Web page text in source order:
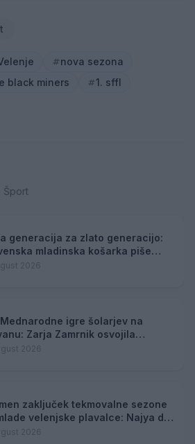
nova sezona
black miners
1. sffl
Šport
generacija za zlato generacijo:
mladinska košarka piše
2026
igre šolarjev na
Zarja Zamrnik osvojila
medaljo
2026
zaključek tekmovalne sezone
velenjske plavalce: Najya do
naziva državne prvakinje
2026